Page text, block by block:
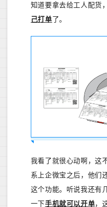
知道要拿去给工人配货
己打单了。
我看了就很心动啊，这
系上企微宝之后，他们
这个功能。听说我还有
一下手机就可以开单，